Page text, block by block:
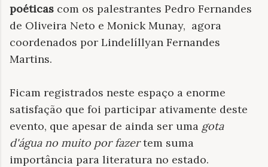
poéticas com os palestrantes Pedro Fernandes
de Oliveira Neto e Monick Munay, agora
coordenados por Lindelíllyan Fernandes
Martins.
Ficam registrados neste espaço a enorme
satisfação que foi participar ativamente deste
evento, que apesar de ainda ser uma gota
d'água no muito por fazertem suma
importância para literatura no estado.